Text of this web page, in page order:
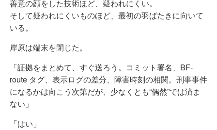
善意の顔をした技術ほど、疑われにくい。
そして疑われにくいものほど、最初の羽ばたきに向いて
いる。
岸原は端末を閉じた。
「証拠をまとめて、すぐ送ろう。コミット署名、BF-
route タグ、表示ログの差分、障害時刻の相関。刑事事件
になるかは向こう次第だが、少なくとも“偶然”では済ま
ない」
「はい」